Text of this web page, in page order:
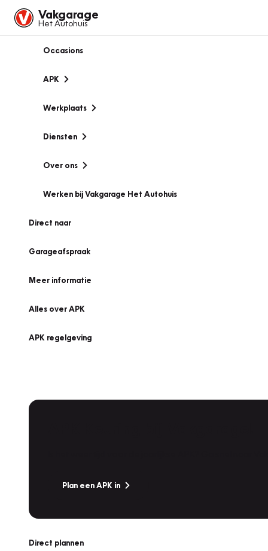
Vakgarage
Het Autohuis
Occasions
APK
Werkplaats
Diensten
Over ons
Werken bij Vakgarage Het Autohuis
Direct naar
Garageafspraak
Meer informatie
Alles over APK
APK regelgeving
Plan een APK in
Direct plannen